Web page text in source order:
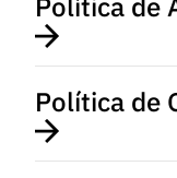
Política de
Política de